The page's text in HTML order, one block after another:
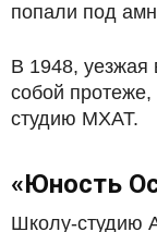
попали под
В 1948, уезжая
собой
студию МХАТ.
«Юность
Школу-студию